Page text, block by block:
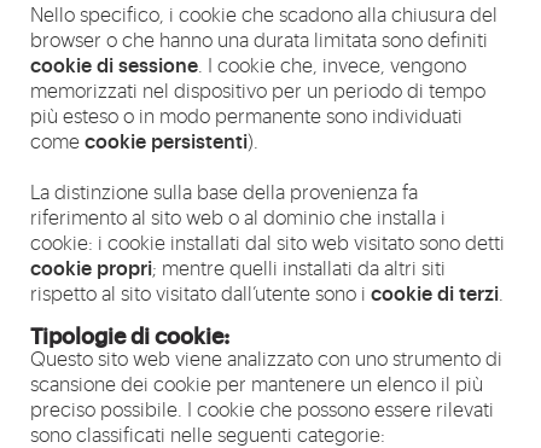
Nello specifico, i cookie che scadono alla chiusura del
browser o che hanno una durata limitata sono definiti
cookie di sessione . I cookie che, invece, vengono
memorizzati nel dispositivo per un periodo di tempo
più esteso o in modo permanente sono individuati
comecookie persistenti).
La distinzione sulla base della provenienza fa
riferimento al sito web o al dominio che installa i
cookie: i cookie installati dal sito web visitato sono detti
cookie propri; mentre quelli installati da altri siti
rispetto al sito visitato dall’utente sono i cookie di terzi
Tipologie di cookie:
Questo sito web viene analizzato con uno strumento di
scansione dei cookie per mantenere un elenco il più
preciso possibile. I cookie che possono essere rilevati
sono classificati nelle seguenti categorie: